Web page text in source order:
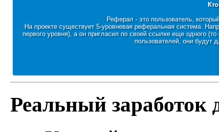
Реферал - это пользователь,
На проекте существует 5-уровневая реферальная система.
первого уровня), а он пригласил по своей ссылке еще одного
пользователей, они будут
Реальный заработок